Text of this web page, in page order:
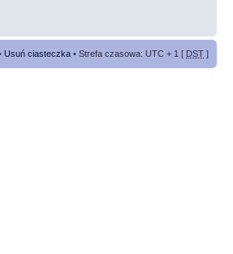
Usuń ciasteczka • Strefa czasowa: UTC + 1 [ DST ]